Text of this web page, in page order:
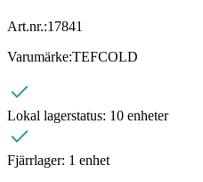
Art.nr.:17841
Varumärke:TEFCOLD
Lokal lagerstatus: 10 enheter
Fjärrlager: 1 enhet